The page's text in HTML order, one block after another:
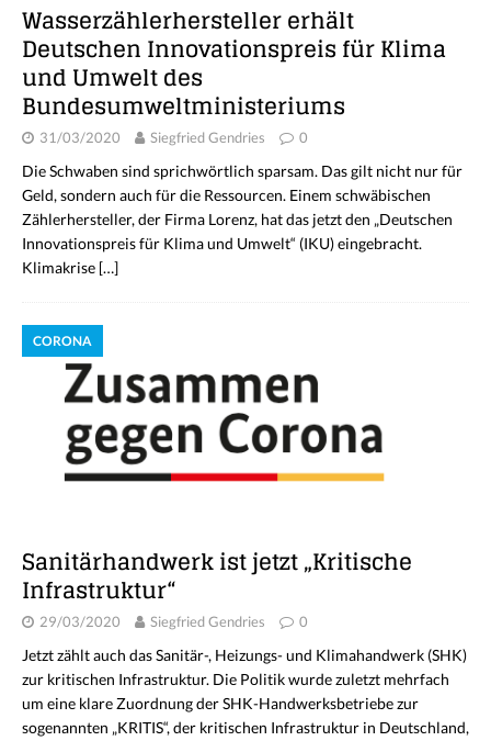
Wasserzählerhersteller erhält
Deutschen Innovationspreis für Klima
und Umwelt des
Bundesumweltministeriums
31/03/2020 Siegfried Gendries 0
Die Schwaben sind sprichwörtlich sparsam. Das gilt nicht nur für
Geld, sondern auch für die Ressourcen. Einem schwäbischen
Zählerhersteller, der Firma Lorenz, hat das jetzt den „Deutschen
Innovationspreis für Klima und Umwelt“ (IKU) eingebracht.
Klimakrise […]
CORONA
Sanitärhandwerk ist jetzt „Kritische
Infrastruktur“
29/03/2020 Siegfried Gendries 0
Jetzt zählt auch das Sanitär-, Heizungs- und Klimahandwerk (SHK)
zur kritischen Infrastruktur. Die Politik wurde zuletzt mehrfach
um eine klare Zuordnung der SHK-Handwerksbetriebe zur
sogenannten „KRITIS“, der kritischen Infrastruktur in Deutschland,